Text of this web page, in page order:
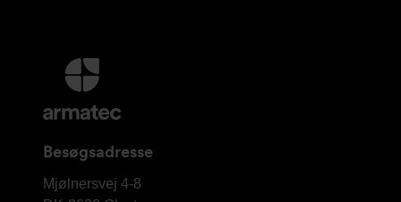
Yderligere
information
og
Besøgsadresse
Armatec
Mjølnersvej 4-8